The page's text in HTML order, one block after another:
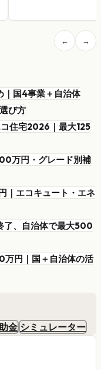
← →
国4事業＋自治体
び方
住宅2026｜最大125
万円・グレード別補
｜エコキュート・エネ
了、自治体で最大500
万円｜国＋自治体の活
金 シミュレーター